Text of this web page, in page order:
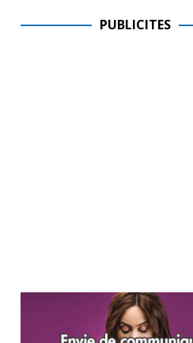
PUBLICITES